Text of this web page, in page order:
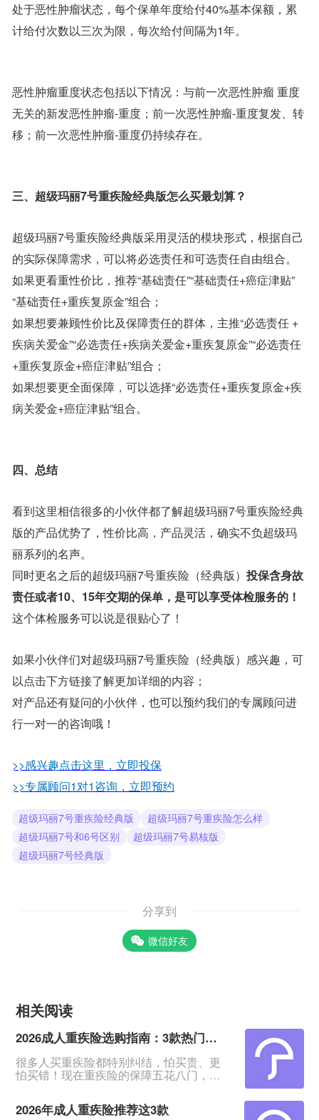
处于恶性肿瘤状态，每个保单年度给付40%基本保额，累
计给付次数以三次为限，每次给付间隔为1年。
恶性肿瘤重度状态包括以下情况：与前一次恶性肿瘤 重度
无关的新发恶性肿瘤-重度；前一次恶性肿瘤-重度复发、转
移；前一次恶性肿瘤-重度仍持续存在。
三、超级玛丽7号重疾险经典版怎么买最划算？
超级玛丽7号重疾险经典版采用灵活的模块形式，根据自己
的实际保障需求，可以将必选责任和可选责任自由组合。
如果更看重性价比，推荐“基础责任”“基础责任+癌症津贴”
“基础责任+重疾复原金”组合；
如果想要兼顾性价比及保障责任的群体，主推“必选责任 +
疾病关爱金”“必选责任+疾病关爱金+重疾复原金”“必选责任
+重疾复原金+癌症津贴”组合；
如果想要更全面保障，可以选择“必选责任+重疾复原金+疾
病关爱金+癌症津贴”组合。
四、总结
看到这里相信很多的小伙伴都了解超级玛丽7号重疾险经典
版的产品优势了，性价比高，产品灵活，确实不负超级玛
丽系列的名声。
同时更名之后的超级玛丽7号重疾险（经典版） 投保含身故
责任或者10、15年交期的保单，是可以享受体检服务的！
这个体检服务可以说是很贴心了！
如果小伙伴们对超级玛丽7号重疾险（经典版）感兴趣，可
以点击下方链接了解更加详细的内容；
对产品还有疑问的小伙伴，也可以预约我们的专属顾问进
行一对一的咨询哦！
>>感兴趣点击这里，立即投保
>>专属顾问1对1咨询，立即预约
超级玛丽7号重疾险经典版
超级玛丽7号重疾险怎么样
超级玛丽7号和6号区别
超级玛丽7号易核版
超级玛丽7号经典版
分享到
微信好友
相关阅读
2026成人重疾险选购指南：3款热门产品全面测评
很多人买重疾险都特别纠结，怕买贵、更
怕买错！现在重疾险的保障五花八门，条
专门对比整理了2026年市面上口碑、性价
比都靠前的3款成人重疾险，不管你是预算
2026年成人重疾险推荐这3款